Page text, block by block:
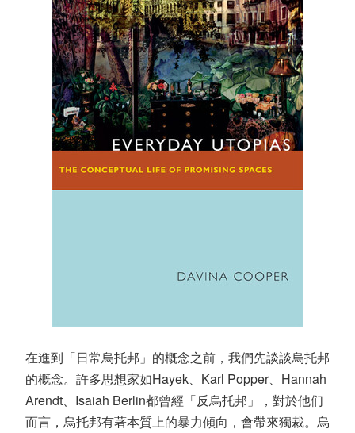
在進到「日常烏托邦」的概念之前，我們先談談烏托邦
的概念。許多思想家如Hayek、Karl Popper、Hannah
Arendt、Isaiah Berlin都曾經「反烏托邦」，對於他们
而言，烏托邦有著本質上的暴力傾向，會帶來獨裁。烏